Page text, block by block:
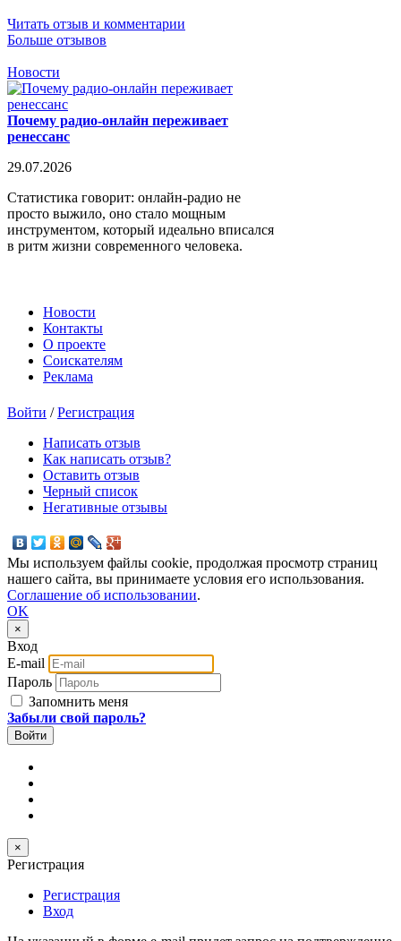
Читать отзыв и комментарии
Больше отзывов
Новости
Почему радио-онлайн переживает
ренессанс
29.07.2026
Статистика говорит: онлайн-радио не
просто выжило, оно стало мощным
инструментом, который идеально вписался
в ритм жизни современного человека.
Новости
Контакты
О проекте
Соискателям
Реклама
Войти /Регистрация
Написать отзыв
Как написать отзыв?
Оставить отзыв
Черный список
Негативные отзывы
Мы используем файлы cookie, продолжая просмотр страниц
нашего сайта, вы принимаете условия его использования.
Соглашение об использовании.
OK
×
Вход
E-mail
Пароль
Запомнить меня
Забыли свой пароль?
×
Регистрация
Регистрация
Вход